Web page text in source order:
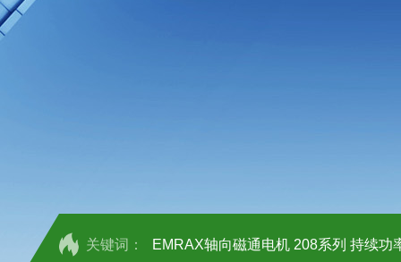
关键词： EMRAX轴向磁通电机 208系列 持续功